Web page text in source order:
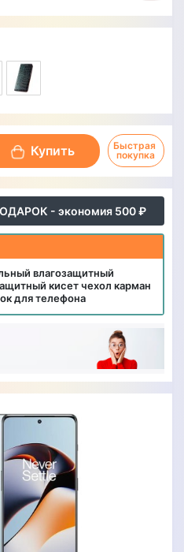
- экономия 500 ₽
влагозащитный
кисет чехол карман
для телефона
Купить
Быстрая
покупка